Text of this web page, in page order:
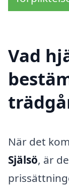
Vad
När det
Själsö, är